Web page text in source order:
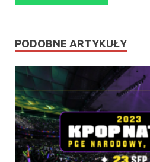
PODOBNE ARTYKUŁY